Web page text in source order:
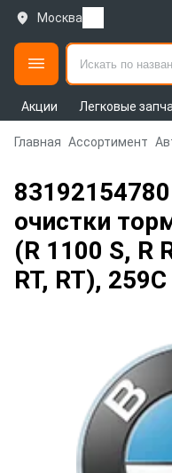
Москва
Акции Легковые
Главная Ассортимент
очистки
(R 1100 S, R
RT, RT),